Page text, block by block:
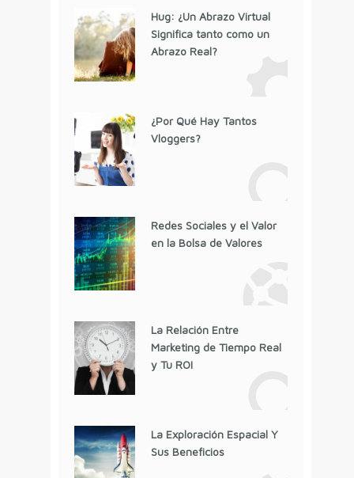
Hug: ¿Un Abrazo Virtual
Significa tanto como un
Abrazo Real?
¿Por Qué Hay Tantos
Vloggers?
Redes Sociales y el Valor
en la Bolsa de Valores
La Relación Entre
Marketing de Tiempo Real
y Tu ROI
La Exploración Espacial Y
Sus Beneficios